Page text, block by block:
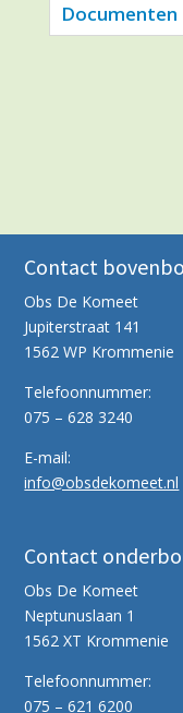
Documenten
Contact
Obs De Komeet
Jupiterstraat 141
1562 WP Krommenie
Telefoonnummer:
075 – 628 3240
E-mail:
info@obsdekomeet.nl
Contact
Obs De Komeet
Neptunuslaan 1
1562 XT Krommenie
Telefoonnummer:
075 – 621 6200